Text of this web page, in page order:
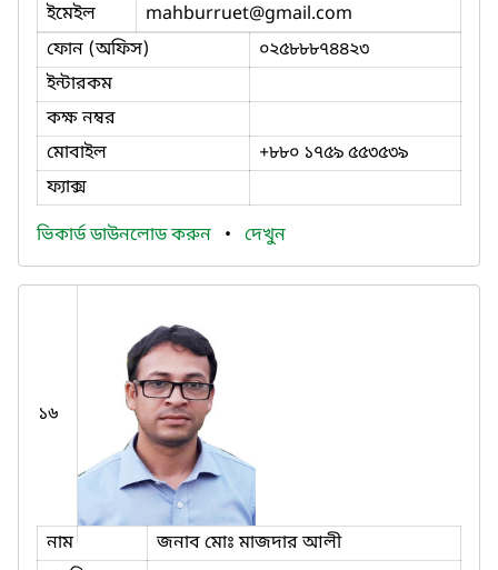
ইমেইল
mahburruet@gmail.com
ফোন (অফিস)
০২৫৮৮৮৭৪৪২৩
ইন্টারকম
কক্ষ নম্বর
মোবাইল
+৮৮০ ১৭৫৯ ৫৫৩৫৩৯
ফ্যাক্স
ভিকার্ড ডাউনলোড করুন • দেখুন
১৬
নাম
জনাব মোঃ মাজদার আলী